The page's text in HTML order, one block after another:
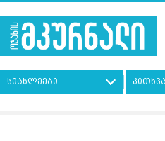
სიახლეები